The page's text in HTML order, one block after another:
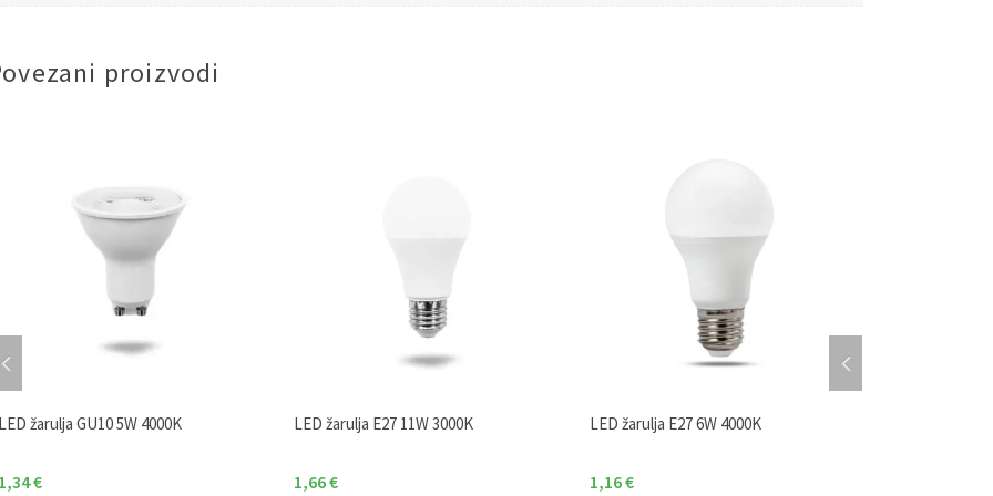
proizvodi
LED žarulja GU10 5W 4000K
1,34€
LED žarulja E27 11W 3000K
1,66€
LED žarulja E27 6W 4000K
1,16€